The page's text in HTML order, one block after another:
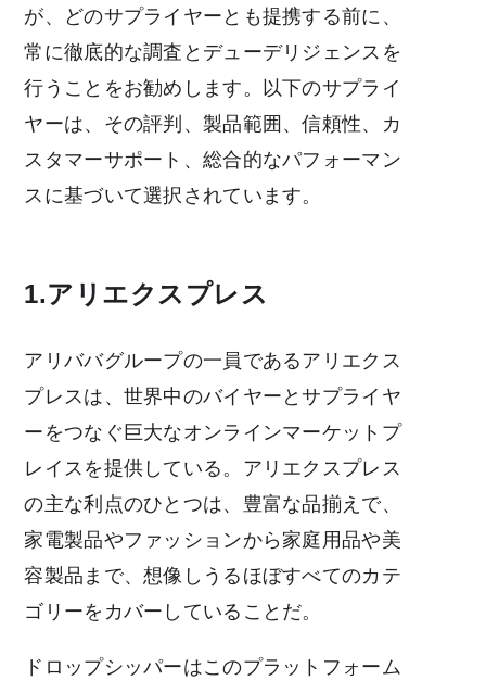
が、どのサプライヤーとも提携する前に、
常に徹底的な調査とデューデリジェンスを
行うことをお勧めします。以下のサプライ
ヤーは、その評判、製品範囲、信頼性、カ
スタマーサポート、総合的なパフォーマン
スに基づいて選択されています。
1.アリエクスプレス
アリババグループの一員であるアリエクス
プレスは、世界中のバイヤーとサプライヤ
ーをつなぐ巨大なオンラインマーケットプ
レイスを提供している。アリエクスプレス
の主な利点のひとつは、豊富な品揃えで、
家電製品やファッションから家庭用品や美
容製品まで、想像しうるほぼすべてのカテ
ゴリーをカバーしていることだ。
ドロップシッパーはこのプラットフォーム